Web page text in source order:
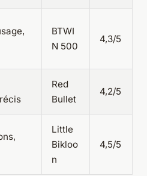
BTWI
N 500
4,3/5
Red
Bullet
4,2/5
Little
Bikloo
n
4,5/5